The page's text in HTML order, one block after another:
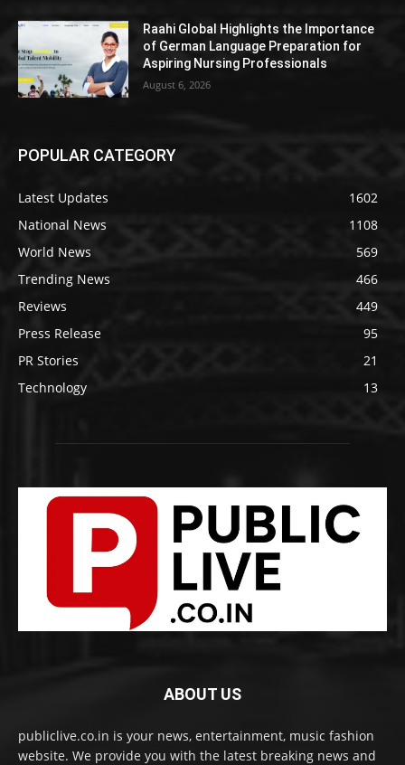
Raahi Global Highlights the Importance
of German Language Preparation for
Aspiring Nursing Professionals
August 6, 2026
POPULAR CATEGORY
Latest Updates
1602
National News
1108
World News
569
Trending News
466
Reviews
449
Press Release
95
PR Stories
21
Technology
13
ABOUT US
publiclive.co.in is your news, entertainment, music fashion
website. We provide you with the latest breaking news and